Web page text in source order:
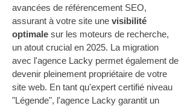
avancées de référencement SEO,
assurant à votre site une visibilité
optimale sur les moteurs de recherche,
un atout crucial en 2025. La migration
avec l'agence Lacky permet également de
devenir pleinement propriétaire de votre
site web. En tant qu'expert certifié niveau
"Légende", l'agence Lacky garantit un